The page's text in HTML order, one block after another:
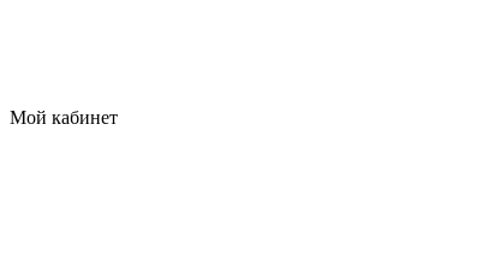
Мой кабинет